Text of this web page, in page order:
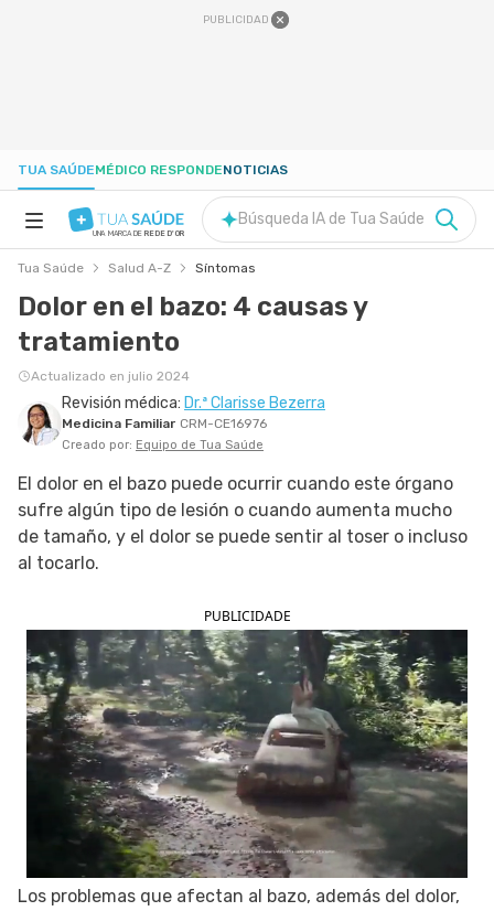
PUBLICIDAD
TUA SAÚDEMÉDICO RESPONDENOTICIAS
NUTRICIÓN
EMBARAZO
SIGUE TUA SAÚDE EN LAS REDES SOCIALES
UNA MARCA DE REDE D'OR
Búsqueda IA de Tua Saúde
Tua Saúde Salud A-Z Síntomas
Dolor en el bazo: 4 causas y
tratamiento
Actualizado en julio 2024
Revisión médica: Dr.ª Clarisse Bezerra
Medicina Familiar CRM-CE16976
Creado por: Equipo de Tua Saúde
El dolor en el bazo puede ocurrir cuando este órgano
sufre algún tipo de lesión o cuando aumenta mucho
de tamaño, y el dolor se puede sentir al toser o incluso
al tocarlo.
PUBLICIDADE
Los problemas que afectan al bazo, además del dolor,